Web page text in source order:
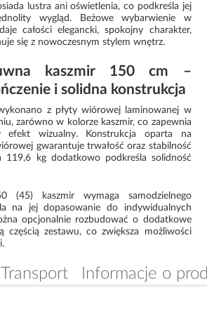
lustra ani oświetlenia, co podkreśla jej
wygląd. Beżowe wybarwienie w
całości elegancki, spokojny charakter,
się z nowoczesnym stylem wnętrz.
kaszmir 150 cm –
i solidna konstrukcja
z płyty wiórowej laminowanej w
zarówno w kolorze kaszmir, co zapewnia
efekt wizualny. Konstrukcja oparta na
gwarantuje trwałość oraz stabilność
119,6 kg dodatkowo podkreśla solidność
(45) kaszmir wymaga samodzielnego
na jej dopasowanie do indywidualnych
opcjonalnie rozbudować o dodatkowe
częścią zestawu, co zwiększa możliwości
Transport Informacje o